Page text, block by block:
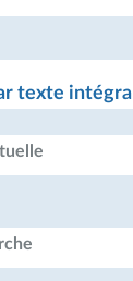
texte intégral